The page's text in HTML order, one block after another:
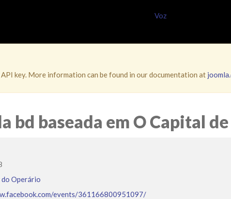
key. More information can be found in our documentation at
bd baseada em O Capital
do Operário
events/361166800951097/